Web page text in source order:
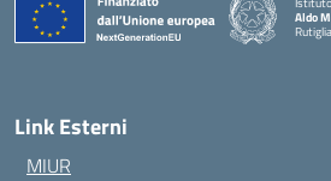
Aldo
—
Link Esterni
MIUR